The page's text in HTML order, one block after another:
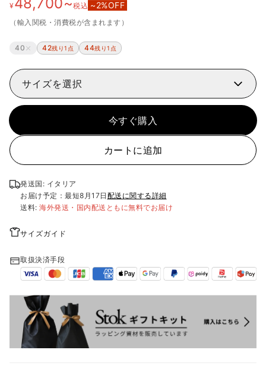
¥ 税込 ~2%OFF
（輸入関税・消費税が含まれます）
40 42残り1点 44残り1点
サイズを選択
今すぐ購入
カートに追加
発送国: イタリア
お届け予定：最短8月17日 配送に関する詳細
送料: 海外発送・国内配送ともに無料でお届け
サイズガイド
取扱決済手段